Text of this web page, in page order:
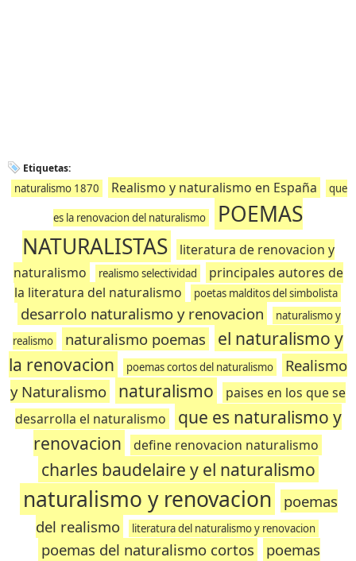
Etiquetas:
naturalismo 1870 Realismo y naturalismo en España que
es la renovacion del naturalismo
POEMAS
NATURALISTAS
literatura de renovacion y
naturalismo
realismo selectividad
principales autores de
la literatura del naturalismo
poetas malditos del simbolista
desarrolo naturalismo y renovacion
naturalismo y
realismo
naturalismo poemas
el naturalismo y
la renovacion
poemas cortos del naturalismo
Realismo
y Naturalismo
naturalismo
paises en los que se
desarrolla el naturalismo
que es naturalismo y
renovacion
define renovacion naturalismo
charles baudelaire y el naturalismo
naturalismo y renovacion
poemas
del realismo
literatura del naturalismo y renovacion
poemas del naturalismo cortos
poemas